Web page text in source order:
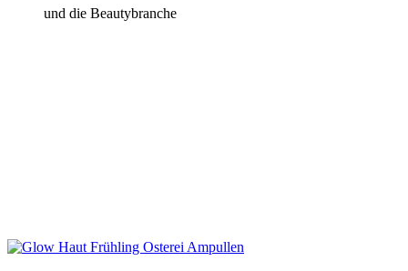
und die Beautybranche